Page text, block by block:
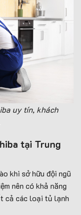
uy tín, khách
tại Trung
khi sở hữu đội ngũ
nên có khả năng
cả các loại tủ lạnh